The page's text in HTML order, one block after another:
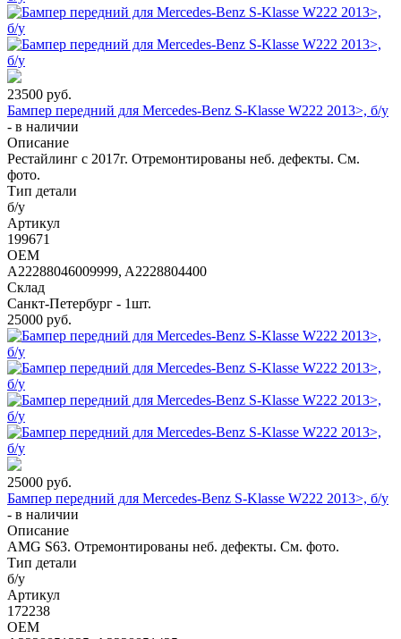
23500 руб.
Бампер передний для Mercedes-Benz S-Klasse W222 2013>, б/у
- в наличии
Описание
Рестайлинг с 2017г. Отремонтированы неб. дефекты. См.
фото.
Тип детали
б/у
Артикул
199671
OEM
A22288046009999, A2228804400
Склад
Санкт-Петербург - 1шт.
25000 руб.
25000 руб.
Бампер передний для Mercedes-Benz S-Klasse W222 2013>, б/у
- в наличии
Описание
AMG S63. Отремонтированы неб. дефекты. См. фото.
Тип детали
б/у
Артикул
172238
OEM